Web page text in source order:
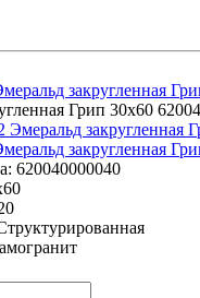
закругленная
Грип 30x60
закругленная
: 620040000040